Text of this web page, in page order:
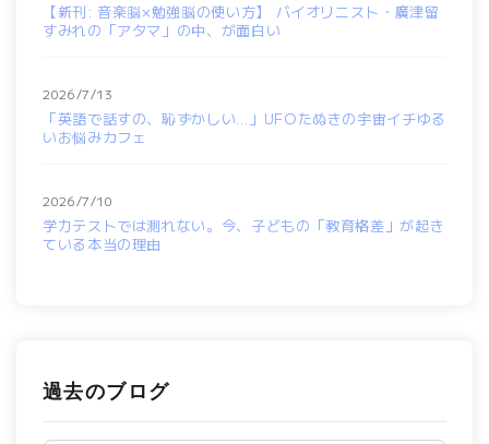
【新刊: 音楽脳×勉強脳の使い方】 バイオリニスト・廣津留
すみれの「アタマ」の中、が面白い
「英語で話すの、恥ずかしい…」UFOたぬきの宇宙イチゆる
いお悩みカフェ
2026/7/13
学力テストでは測れない。今、子どもの「教育格差」が起き
ている本当の理由
2026/7/10
過去のブログ